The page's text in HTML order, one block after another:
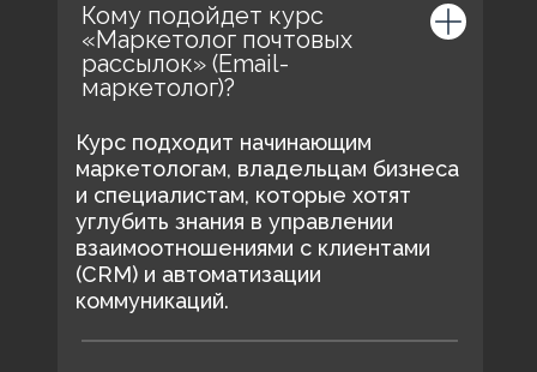
Кому подойдет курс
«Маркетолог почтовых
рассылок» (Email-
маркетолог)?
Курс подходит начинающим
маркетологам, владельцам бизнеса
и специалистам, которые хотят
углубить знания в управлении
взаимоотношениями с клиентами
(CRM) и автоматизации
коммуникаций.